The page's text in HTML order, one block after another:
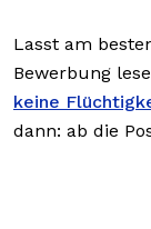
Lasst am
Bewerbung
keine
dann: ab die